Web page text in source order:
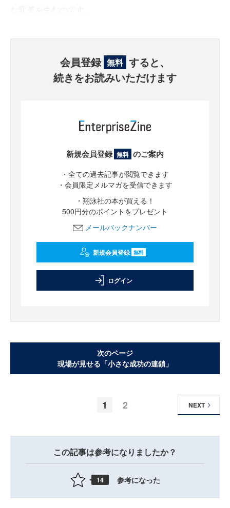
会員登録 無料 すると、
続きをお読みいただけます
新規会員登録 無料 のご案内
・全ての過去記事が閲覧できます
・会員限定メルマガを受信できます
・翔泳社の本が買える！
500円分のポイントをプレゼント
メールバックナンバー
新規会員登録 無料
ログイン
次のページ
現場が見せる「小さな成功の連鎖」
1 2 NEXT
この記事は参考になりましたか？
14 参考になった